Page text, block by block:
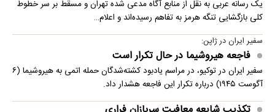
یک رسانه عربی به نقل از منابع آگاه مدعی شده تهران و مسقط بر سر خطوط
کلی بازگشایی تنگه هرمز به تفاهم رسیده‌اند و اعلام…
سفیر ایران در ژاپن:
فاجعه هیروشیما در حال تکرار است
سفیر ایران در توکیو، در مراسم یادبود کشته‌شدگان حمله اتمی به هیروشیما (۶
آگوست ۱۹۴۵) درباره تکرار این فاجعه هشدار داد.